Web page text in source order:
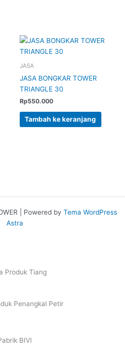
JASA
JASA BONGKAR TOWER
TRIANGLE 30
Rp550.000
Tambah ke keranjang
| Powered by Tema WordPress
Astra
Produk Tiang
Penangkal Petir
BIVI